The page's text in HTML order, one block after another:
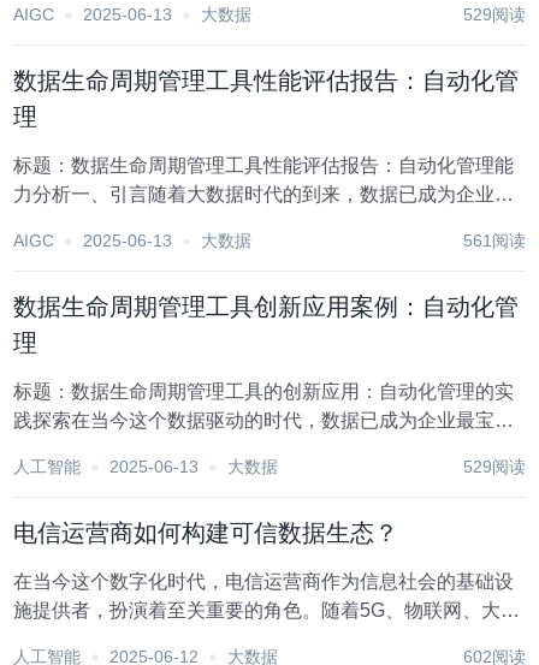
合，制造业正经历着前所未有的变革。然而，在这场变革
AIGC 2025-06-13 大数据 529阅读
数据生命周期管理工具性能评估报告：自动化管
理
标题：数据生命周期管理工具性能评估报告：自动化管理能
力分析一、引言随着大数据时代的到来，数据已成为企业最
的创建、存储、使用到归档或删除，对于提升企业运营效
AIGC 2025-06-13 大数据 561阅读
数据生命周期管理工具创新应用案例：自动化管
理
标题：数据生命周期管理工具的创新应用：自动化管理的实
践探索在当今这个数据驱动的时代，数据已成为企业最宝贵
安全地管理数据的全生命周期成为了一个重大挑战。数据生
人工智能 2025-06-13 大数据 529阅读
电信运营商如何构建可信数据生态？
在当今这个数字化时代，电信运营商作为信息社会的基础设
施提供者，扮演着至关重要的角色。随着5G、物联网、大数
人工智能 2025-06-12 大数据 602阅读